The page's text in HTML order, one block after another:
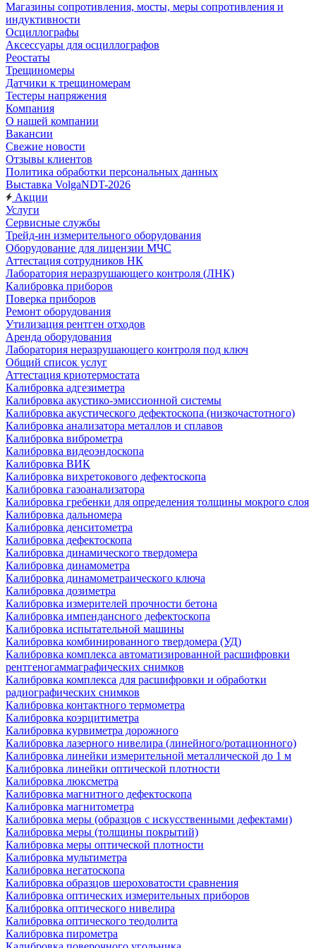
Магазины сопротивления, мосты, меры сопротивления и
индуктивности
Осциллографы
Аксессуары для осциллографов
Реостаты
Трещиномеры
Датчики к трещиномерам
Тестеры напряжения
Компания
О нашей компании
Вакансии
Свежие новости
Отзывы клиентов
Политика обработки персональных данных
Выставка VolgaNDT-2026
Акции
Услуги
Сервисные службы
Трейд-ин измерительного оборудования
Оборудование для лицензии МЧС
Аттестация сотрудников НК
Лаборатория неразрушающего контроля (ЛНК)
Калибровка приборов
Поверка приборов
Ремонт оборудования
Утилизация рентген отходов
Аренда оборудования
Лаборатория неразрушающего контроля под ключ
Общий список услуг
Аттестация криотермостата
Калибровка адгезиметра
Калибровка акустико-эмиссионной системы
Калибровка акустического дефектоскопа (низкочастотного)
Калибровка анализатора металлов и сплавов
Калибровка виброметра
Калибровка видеоэндоскопа
Калибровка ВИК
Калибровка вихретокового дефектоскопа
Калибровка газоанализатора
Калибровка гребенки для определения толщины мокрого слоя
Калибровка дальномера
Калибровка денситометра
Калибровка дефектоскопа
Калибровка динамического твердомера
Калибровка динамометра
Калибровка динамометраического ключа
Калибровка дозиметра
Калибровка измерителей прочности бетона
Калибровка импендансного дефектоскопа
Калибровка испытательной машины
Калибровка комбинированного твердомера (УД)
Калибровка комплекса автоматизированной расшифровки
рентгеногаммаграфических снимков
Калибровка комплекса для расшифровки и обработки
радиографических снимков
Калибровка контактного термометра
Калибровка коэрцитиметра
Калибровка курвиметра дорожного
Калибровка лазерного нивелира (линейного/ротационного)
Калибровка линейки измерительной металлической до 1 м
Калибровка линейки оптической плотности
Калибровка люксметра
Калибровка магнитного дефектоскопа
Калибровка магнитометра
Калибровка меры (образцов с искусственными дефектами)
Калибровка меры (толщины покрытий)
Калибровка меры оптической плотности
Калибровка мультиметра
Калибровка негатоскопа
Калибровка образцов шероховатости сравнения
Калибровка оптических измерительных приборов
Калибровка оптического нивелира
Калибровка оптического теодолита
Калибровка пирометра